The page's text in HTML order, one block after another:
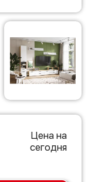
Цена на
сегодня